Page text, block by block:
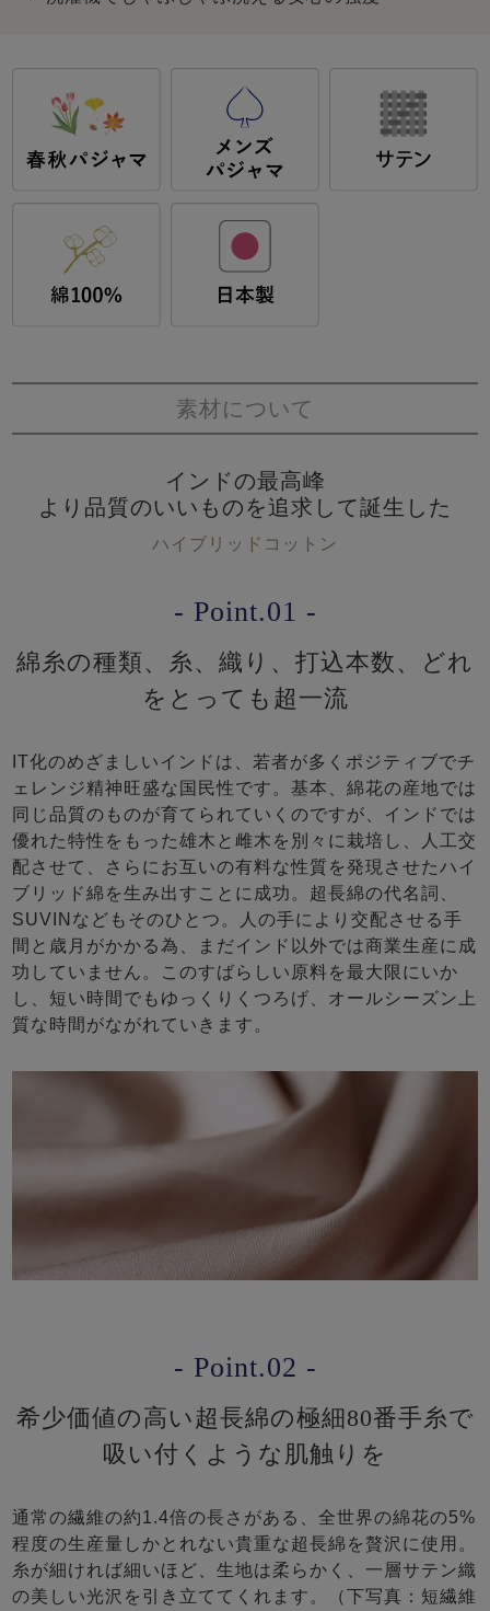
素材について
インドの最高峰
より品質のいいものを追求して誕生した
ハイブリッドコットン
- Point.01 -
綿糸の種類、糸、織り、打込本数、どれ
をとっても超一流
IT化のめざましいインドは、若者が多くポジティブでチ
ェレンジ精神旺盛な国民性です。基本、綿花の産地では
同じ品質のものが育てられていくのですが、インドでは
優れた特性をもった雄木と雌木を別々に栽培し、人工交
配させて、さらにお互いの有料な性質を発現させたハイ
ブリッド綿を生み出すことに成功。超長綿の代名詞、
SUVINなどもそのひとつ。人の手により交配させる手
間と歳月がかかる為、まだインド以外では商業生産に成
功していません。このすばらしい原料を最大限にいか
し、短い時間でもゆっくりくつろげ、オールシーズン上
質な時間がながれていきます。
- Point.02 -
希少価値の高い超長綿の極細80番手糸で
吸い付くような肌触りを
通常の繊維の約1.4倍の長さがある、全世界の綿花の5%
程度の生産量しかとれない貴重な超長綿を贅沢に使用。
糸が細ければ細いほど、生地は柔らかく、一層サテン織
の美しい光沢を引き立ててくれます。（下写真：短繊維